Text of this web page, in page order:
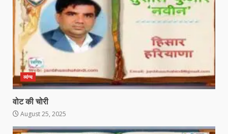
व्यंग्य
वोट की चोरी
August 25, 2025